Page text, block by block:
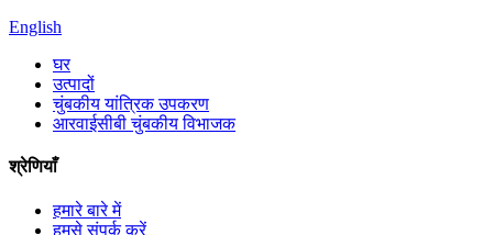
English
घर
उत्पादों
चुंबकीय यांत्रिक उपकरण
आरवाईसीबी चुंबकीय विभाजक
श्रेणियाँ
हमारे बारे में
हमसे संपर्क करें